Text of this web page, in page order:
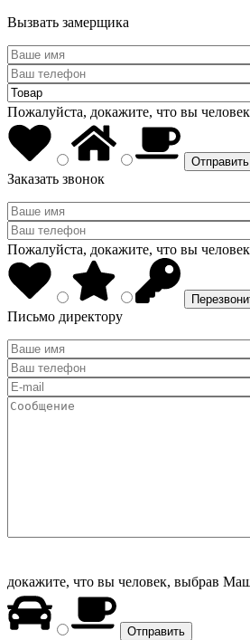
Вызвать замерщика
Пожалуйста, докажите, что вы
Заказать звонок
Пожалуйста, докажите, что вы
Письмо директору
докажите, что вы человек, выбрав